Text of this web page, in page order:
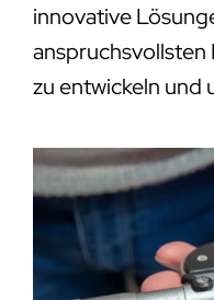
innovative
anspruchsvollsten
zu entwickeln und